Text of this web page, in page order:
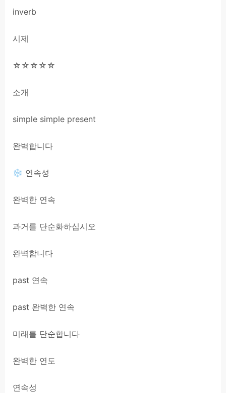
inverb
시제
☆☆☆☆☆
소개
simple simple present
완벽합니다
❄ 연속성
완벽한 연속
과거를 단순화하십시오
완벽합니다
past 연속
past 완벽한 연속
미래를 단순합니다
완벽한 연도
연속성